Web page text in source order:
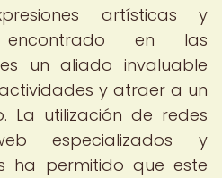
artísticas y
en las
un aliado invaluable
y atraer a un
La utilización de redes
especializados y
ha permitido que este